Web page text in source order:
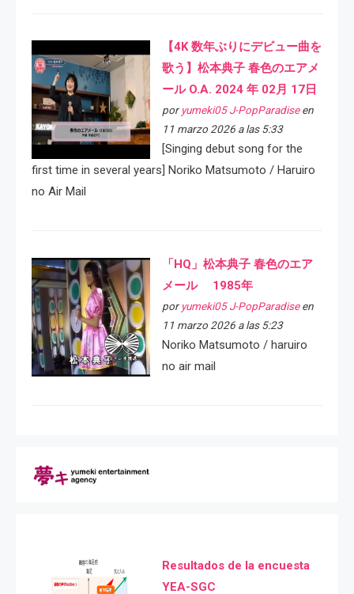
【4K 数年ぶりにデビュー曲を
歌う】松本典子 春色のエアメ
ール O.A. 2024 年 02月 17日
por yumeki05 J-PopParadiseen
11 marzo 2026 a las 5:33
[Singing debut song for the
first time in several years] Noriko Matsumoto / Haruiro
no Air Mail
「HQ」松本典子 春色のエア
メール 1985年
por yumeki05 J-PopParadiseen
11 marzo 2026 a las 5:23
Noriko Matsumoto / haruiro
no air mail
Resultados de la encuesta
YEA-SGC